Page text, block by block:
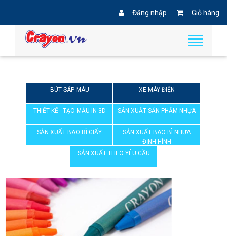
Đăng nhập Giỏ hàng
BÚT SÁP MÀU XE MÁY ĐIỆN
THIẾT KẾ - TẠO MẪU IN 3D SẢN XUẤT SẢN PHẨM NHỰA
SẢN XUẤT BAO BÌ GIẤY
SẢN XUẤT BAO BÌ NHỰA
ĐỊNH HÌNH
SẢN XUẤT THEO YÊU CẦU